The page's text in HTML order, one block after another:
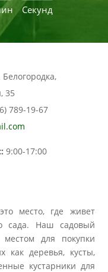
Секунд
35
789-19-67
9:00-17:00
место, где живет
сада. Наш садовый
для покупки
как деревья, кусты,
кустарники для